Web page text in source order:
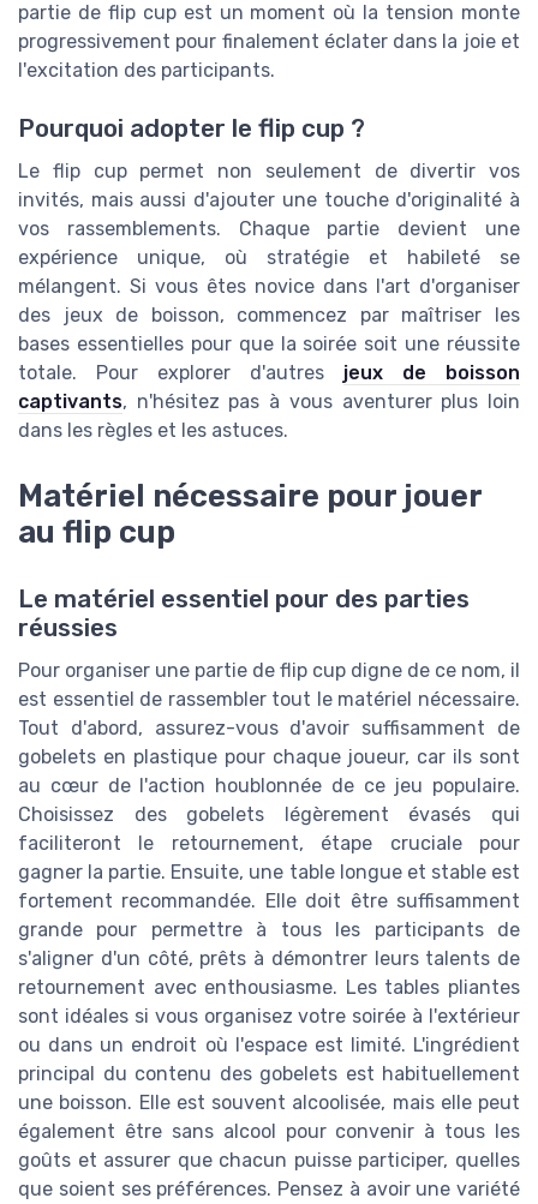
partie de flip cup est un moment où la tension monte
progressivement pour finalement éclater dans la joie et
l'excitation des participants.
Pourquoi adopter le flip cup ?
Le flip cup permet non seulement de divertir vos
invités, mais aussi d'ajouter une touche d'originalité à
vos rassemblements. Chaque partie devient une
expérience unique, où stratégie et habileté se
mélangent. Si vous êtes novice dans l'art d'organiser
des jeux de boisson, commencez par maîtriser les
bases essentielles pour que la soirée soit une réussite
totale. Pour explorer d'autres jeux de boisson
captivants, n'hésitez pas à vous aventurer plus loin
dans les règles et les astuces.
Matériel nécessaire pour jouer
au flip cup
Le matériel essentiel pour des parties
réussies
Pour organiser une partie de flip cup digne de ce nom, il
est essentiel de rassembler tout le matériel nécessaire.
Tout d'abord, assurez-vous d'avoir suffisamment de
gobelets en plastique pour chaque joueur, car ils sont
au cœur de l'action houblonnée de ce jeu populaire.
Choisissez des gobelets légèrement évasés qui
faciliteront le retournement, étape cruciale pour
gagner la partie. Ensuite, une table longue et stable est
fortement recommandée. Elle doit être suffisamment
grande pour permettre à tous les participants de
s'aligner d'un côté, prêts à démontrer leurs talents de
retournement avec enthousiasme. Les tables pliantes
sont idéales si vous organisez votre soirée à l'extérieur
ou dans un endroit où l'espace est limité. L'ingrédient
principal du contenu des gobelets est habituellement
une boisson. Elle est souvent alcoolisée, mais elle peut
également être sans alcool pour convenir à tous les
goûts et assurer que chacun puisse participer, quelles
que soient ses préférences. Pensez à avoir une variété